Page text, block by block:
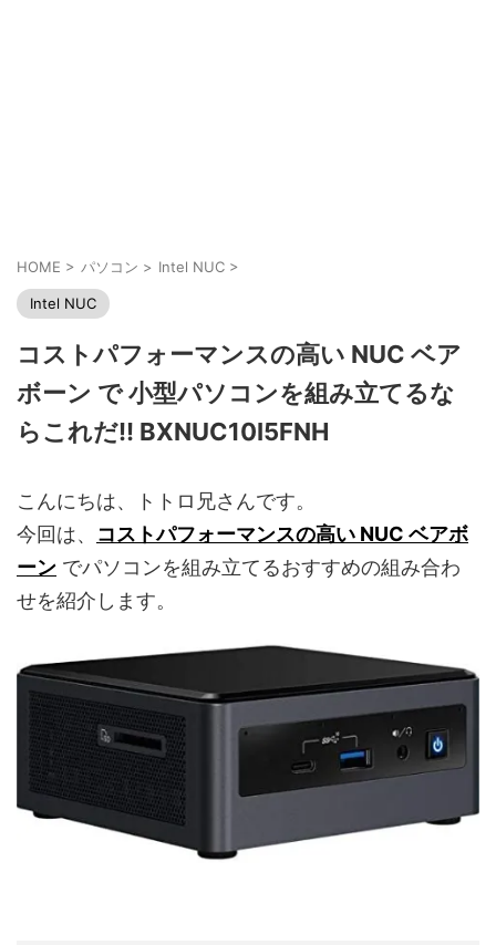
HOME > パソコン > Intel NUC >
Intel NUC
コストパフォーマンスの高い NUC ベア
ボーン で 小型パソコンを組み立てるな
らこれだ!! BXNUC10I5FNH
こんにちは、トトロ兄さんです。
今回は、 コストパフォーマンスの高い NUC ベアボ
ーン でパソコンを組み立てるおすすめの組み合わ
せを紹介します。